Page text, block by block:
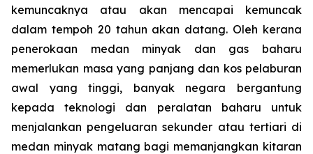
kemuncaknya atau akan mencapai kemuncak
dalam tempoh 20 tahun akan datang. Oleh kerana
penerokaan medan minyak dan gas baharu
memerlukan masa yang panjang dan kos pelaburan
awal yang tinggi, banyak negara bergantung
kepada teknologi dan peralatan baharu untuk
menjalankan pengeluaran sekunder atau tertiari di
medan minyak matang bagi memanjangkan kitaran